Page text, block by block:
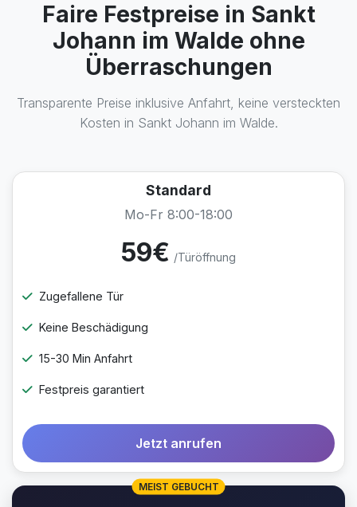
Faire Festpreise in Sankt
Johann im Walde ohne
Überraschungen
Transparente Preise inklusive Anfahrt, keine versteckten
Kosten in Sankt Johann im Walde.
Standard
Mo-Fr 8:00-18:00
59€ /Türöffnung
Zugefallene Tür
Keine Beschädigung
15-30 Min Anfahrt
Festpreis garantiert
Jetzt anrufen
MEIST GEBUCHT